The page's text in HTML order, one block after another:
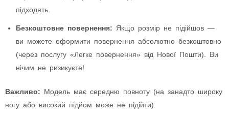
підходять.
Безкоштовне повернення: Якщо розмір не підійшов —
ви можете оформити повернення абсолютно безкоштовно
(через послугу «Легке повернення» від Нової Пошти). Ви
нічим не ризикуєте!
Важливо: Модель має середню повноту (на занадто широку
ногу або високий підйом може не підійти).